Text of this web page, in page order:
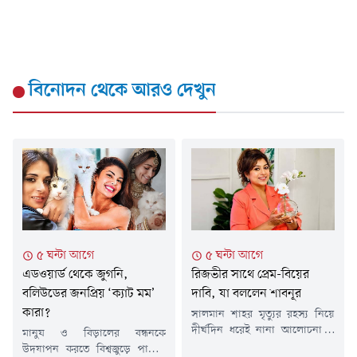
বিনোদনথেকে আরও দেখুন
৫ ঘন্টা আগে
এডওয়ার্ড থেকে জুগনি,
বলিউডের জনপ্রিয় ‘ক্যাট মম’
কারা?
মানুষ ও বিড়ালের বন্ধনকে
উদযাপন করতে বিশ্বজুড়ে পালিত
৫ ঘন্টা আগে
রিজভীর সাথে প্রেম-বিয়ের
দাবি, যা বললেন শাবনূর
সালমান শাহর মৃত্যুর রহস্য নিয়ে
দীর্ঘদিন ধরেই নানা আলোচনা ও